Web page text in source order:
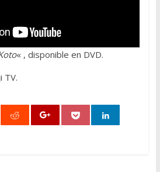
« , disponible en DVD.
TV.